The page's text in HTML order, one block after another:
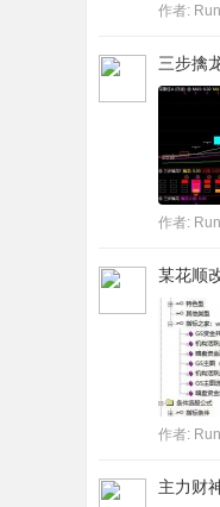
作者: Run
三步擒
作者: Run
某花顺
作者: Run
主力财